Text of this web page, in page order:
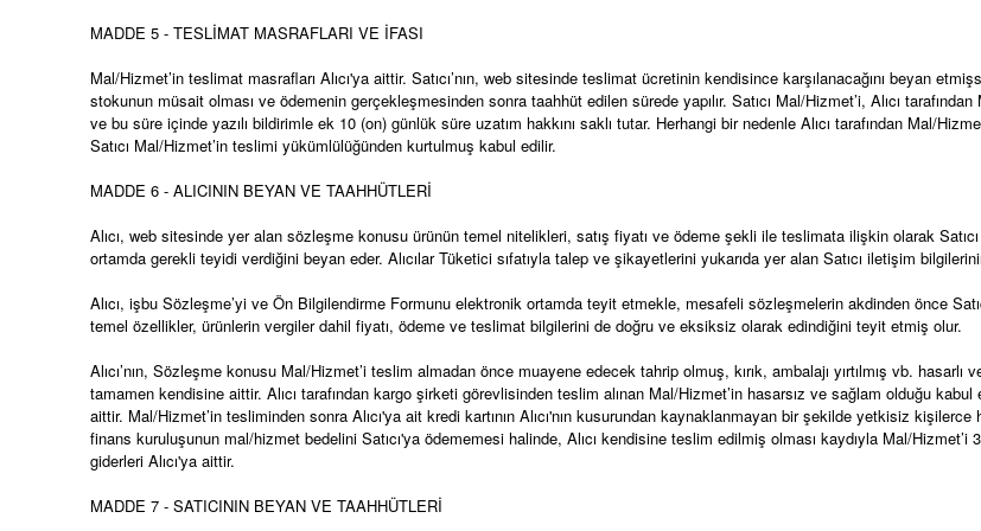
MADDE 5 - TESLİMAT MASRAFLARI VE İFASI
Mal/Hizmet’in teslimat masrafları Alıcı'ya aittir. Satıcı’nın, web sitesinde teslimat ücretinin kendisince karşılanacağını beyan
stokunun müsait olması ve ödemenin gerçekleşmesinden sonra taahhüt edilen sürede yapılır. Satıcı Mal/Hizmet’i, Alıcı
ve bu süre içinde yazılı bildirimle ek 10 (on) günlük süre uzatım hakkını saklı tutar. Herhangi bir nedenle Alıcı tarafından Mal/
Satıcı Mal/Hizmet’in teslimi yükümlülüğünden kurtulmuş kabul edilir.
MADDE 6 - ALICININ BEYAN VE TAAHHÜTLERİ
Alıcı, web sitesinde yer alan sözleşme konusu ürünün temel nitelikleri, satış fiyatı ve ödeme şekli ile teslimata ilişkin olarak
ortamda gerekli teyidi verdiğini beyan eder. Alıcılar Tüketici sıfatıyla talep ve şikayetlerini yukarıda yer alan Satıcı iletişim
Alıcı, işbu Sözleşme’yi ve Ön Bilgilendirme Formunu elektronik ortamda teyit etmekle, mesafeli sözleşmelerin akdinden önce
temel özellikler, ürünlerin vergiler dahil fiyatı, ödeme ve teslimat bilgilerini de doğru ve eksiksiz olarak edindiğini teyit etmiş olur.
Alıcı’nın, Sözleşme konusu Mal/Hizmet’i teslim almadan önce muayene edecek tahrip olmuş, kırık, ambalajı yırtılmış vb.
tamamen kendisine aittir. Alıcı tarafından kargo şirketi görevlisinden teslim alınan Mal/Hizmet’in hasarsız ve sağlam olduğu
aittir. Mal/Hizmet’in tesliminden sonra Alıcı'ya ait kredi kartının Alıcı'nın kusurundan kaynaklanmayan bir şekilde yetkisiz
finans kuruluşunun mal/hizmet bedelini Satıcı'ya ödememesi halinde, Alıcı kendisine teslim edilmiş olması kaydıyla Mal/
giderleri Alıcı'ya aittir.
MADDE 7 - SATICININ BEYAN VE TAAHHÜTLERİ